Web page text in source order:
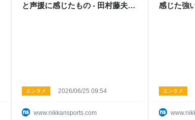
と声援に感じたもの - 田村藤夫の
www.nikkansports.com
エンタメ 2026/06/25 09:54
感じた強
エンタメ